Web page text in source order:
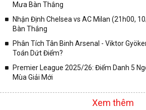
Mưa Bàn Thắng
Nhận Định Chelsea vs AC Milan (21h00,
Bàn Thắng
Phân Tích Tân Binh Arsenal - Viktor
Toán Dứt Điểm?
Premier League 2025/26: Điểm Danh 5
Mùa Giải Mới
Xem thêm